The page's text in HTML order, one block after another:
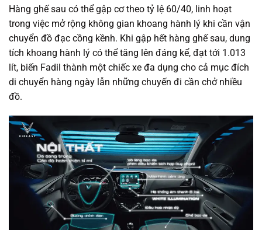
Hàng ghế sau có thể gập cơ theo tỷ lệ 60/40, linh hoạt
trong việc mở rộng không gian khoang hành lý khi cần vận
chuyển đồ đạc cồng kềnh. Khi gập hết hàng ghế sau, dung
tích khoang hành lý có thể tăng lên đáng kể, đạt tới 1.013
lít, biến Fadil thành một chiếc xe đa dụng cho cả mục đích
di chuyển hàng ngày lẫn những chuyến đi cần chở nhiều
đồ.